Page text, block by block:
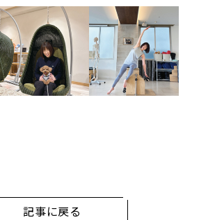
記事に戻る